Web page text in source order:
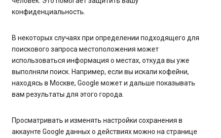
конфиденциальность.
В некоторых случаях при определении подходящего для
поискового запроса местоположения может
использоваться информация о местах, откуда вы уже
выполняли поиск. Например, если вы искали кофейни,
находясь в Москве, Google может и дальше показывать
вам результаты для этого города.
Просматривать и изменять настройки сохранения в
аккаунте Google данных о действиях можно на странице